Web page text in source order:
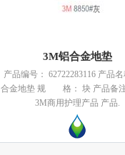
3M铝合金地垫
产品编号： 62722283116 产品
合金地垫 规 格： 块 产品备
3M商用护理产品 产品.